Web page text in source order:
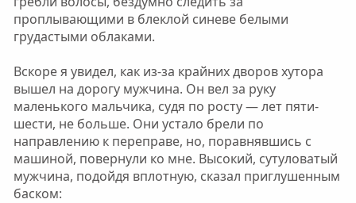
проплывающими в блеклой синеве белыми
грудастыми облаками.
Вскоре я увидел, как из-за крайних дворов хутора
вышел на дорогу мужчина. Он вел за руку
маленького мальчика, судя по росту — лет пяти-
шести, не больше. Они устало брели по
направлению к переправе, но, поравнявшись с
машиной, повернули ко мне. Высокий, сутуловатый
мужчина, подойдя вплотную, сказал приглушенным
баском: